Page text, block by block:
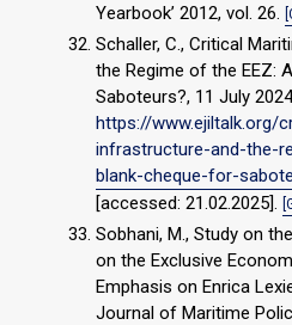
Yearbook’ 2012, vol. 26.
Schaller, C., Critical
the Regime of the EEZ:
Saboteurs?, 11 July
https://www.ejiltalk.org/
infrastructure-and-the-
blank-cheque-for-
[accessed: 21.02.2025].
Sobhani, M., Study on
on the Exclusive
Emphasis on Enrica
Journal of Maritime